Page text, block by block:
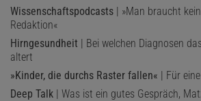
Wissenschaftspodcasts | »Man braucht
Redaktion«
Hirngesundheit | Bei welchen Diagnosen
altert
»Kinder, die durchs Raster fallen« | Für
Deep Talk | Was ist ein gutes Gespräch,